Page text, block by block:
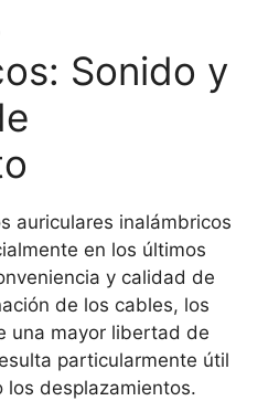
Sonido y
auriculares inalámbricos
en los últimos
y calidad de
de los cables, los
una mayor libertad de
particularmente útil
los desplazamientos.